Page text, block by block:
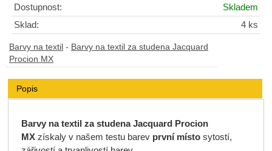
Dostupnost:
Skladem
Sklad:
4 ks
Barvy na textil - Barvy na textil za studena Jacquard
Procion MX
Popis
Barvy na textil za studena Jacquard Procion
MXzískaly v našem testu barev první místosytostí,